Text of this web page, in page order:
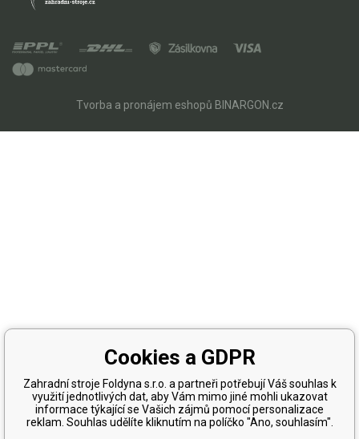
Tvorba a pronájem eshopů BINARGON.cz
Cookies a GDPR
Zahradní stroje Foldyna s.r.o. a partneři potřebují Váš souhlas k
využití jednotlivých dat, aby Vám mimo jiné mohli ukazovat
informace týkající se Vašich zájmů pomocí personalizace
reklam. Souhlas udělíte kliknutím na políčko "Ano, souhlasím".